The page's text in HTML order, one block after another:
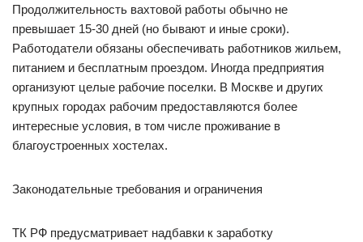
Продолжительность вахтовой работы обычно не
превышает 15-30 дней (но бывают и иные сроки).
Работодатели обязаны обеспечивать работников жильем,
питанием и бесплатным проездом. Иногда предприятия
организуют целые рабочие поселки. В Москве и других
крупных городах рабочим предоставляются более
интересные условия, в том числе проживание в
благоустроенных хостелах.
Законодательные требования и ограничения
ТК РФ предусматривает надбавки к заработку